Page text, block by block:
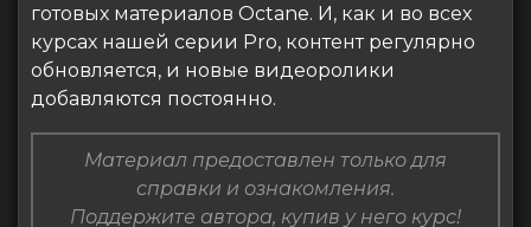
готовых материалов Octane. И, как и во всех
курсах нашей серии Pro, контент регулярно
обновляется, и новые видеоролики
добавляются постоянно.
Материал предоставлен только для
справки и ознакомления.
Поддержите автора, купив у него курс!